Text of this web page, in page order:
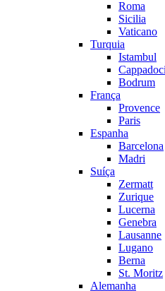
Roma
Sicilia
Vaticano
Turquia
Istambul
Bodrum
França
Provence
Paris
Espanha
Barcelona
Madri
Suíça
Zermatt
Zurique
Lucerna
Genebra
Lausanne
Lugano
Berna
St. Moritz
Alemanha